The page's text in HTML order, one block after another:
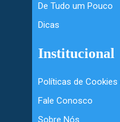
De Tudo um Pouco
Dicas
Institucional
Políticas de Cookies
Fale Conosco
Sobre Nós